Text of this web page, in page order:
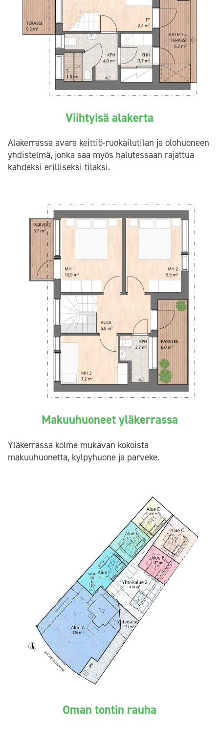
Viihtyisä alakerta
Alakerrassa avara keittiö-ruokailutilan ja olohuoneen
yhdistelmä, jonka saa myös halutessaan rajattua
kahdeksi erilliseksi tilaksi.
Makuuhuoneet yläkerrassa
Yläkerrassa kolme mukavan kokoista
makuuhuonetta, kylpyhuone ja parveke.
Oman tontin rauha